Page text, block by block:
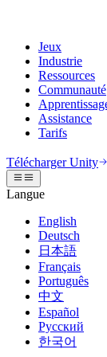
Jeux
Industrie
Ressources
Communauté
Assistance
Tarifs
Moteur Unity
Créez des jeux 2D
Collaboration
Collaborez et
Télécharger Unity
Offres et tarifs
Déployez
Multiplateforme
Collaboration 3D
Construisez et
Formation immersive
Entraînez-vous
Expériences client
Créez des
Secteurs
Fabrication
Documentation
Outils de
Versions de
Feuille de route
Examiner les
Glossaire
Discussions
Événements
Événements
Histoires de la
Made with Unity
Mise en avant des
Unity Learn
Maîtrisez les
Formation
Améliorez votre
Vous découvrez
Démarrer
Démarrez votre
Parcours essentiels
Obtenir de l'aide
Vous aider à réussir
Plans de succès
Atteignez vos
FAQ
Réponses aux
Contactez-nous.
Connectez-vous
Télécharger Unity
Langue
English
Deutsch
日本語
Français
Português
中文
Español
Русский
한국어